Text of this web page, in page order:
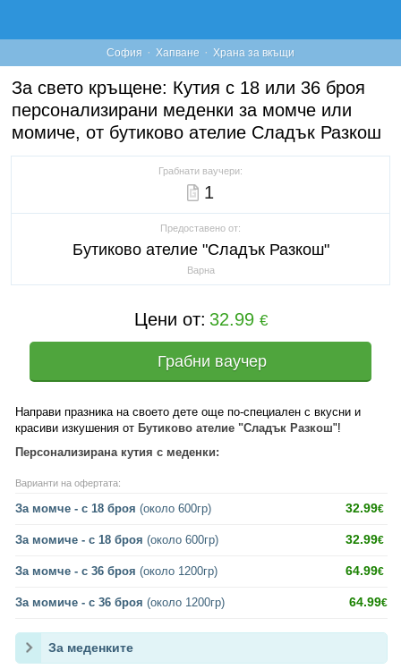
София · Хапване · Храна за вкъщи
За свето кръщене: Кутия с 18 или 36 броя
персонализирани меденки за момче или
момиче, от бутиково ателие Сладък Разкош
Грабнати ваучери:
1
Предоставено от:
Бутиково ателие "Сладък Разкош"
Варна
Цени от: 32.99 €
Грабни ваучер
Направи празника на своето дете още по-специален с вкусни и
красиви изкушения от Бутиково ателие "Сладък Разкош"!
Персонализирана кутия с меденки:
Варианти на офертата:
За момче - с 18 броя (около 600гр) 32.99€
За момиче - с 18 броя (около 600гр) 32.99€
За момче - с 36 броя (около 1200гр) 64.99€
За момиче - с 36 броя (около 1200гр) 64.99€
За меденките